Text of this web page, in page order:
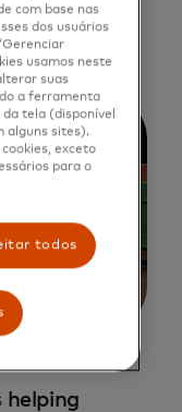
helping
com base nas
dos usuários
usamos neste
suas
a ferramenta
tela (disponível
alguns sites).
exceto
para o
todos